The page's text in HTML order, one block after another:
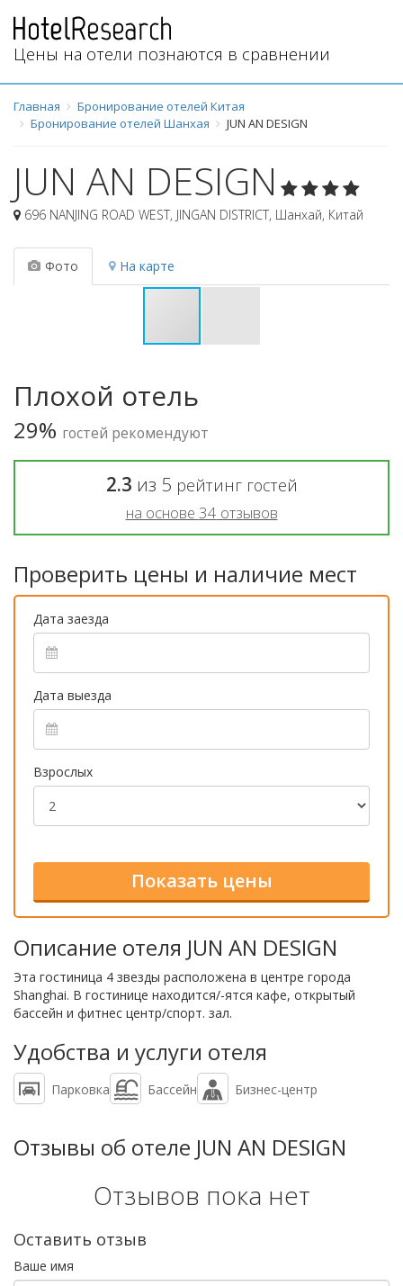
Цены на отели познаются в сравнении
Главная
Бронирование отелей Китая
Бронирование отелей Шанхая
JUN AN DESIGN
JUN AN DESIGN
696 NANJING ROAD WEST, JINGAN DISTRICT, Шанхай, Китай
Фото На карте
Плохой отель
29% гостей рекомендуют
2.3 из 5 рейтинг гостей
на основе 34 отзывов
Проверить цены и наличие мест
Дата заезда
Дата выезда
Взрослых
Описание отеля JUN AN DESIGN
Эта гостиница 4 звезды расположена в центре города
Shanghai. В гостинице находится/-ятся кафе, открытый
бассейн и фитнес центр/спорт. зал.
Удобства и услуги отеля
Парковка Бассейн Бизнес-центр
Отзывы об отеле JUN AN DESIGN
Отзывов пока нет
Оставить отзыв
Ваше имя